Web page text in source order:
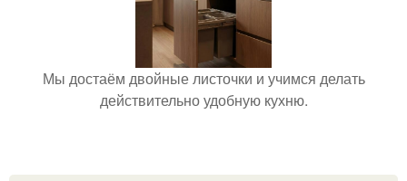
Мы достаём двойные листочки и учимся делать
действительно удобную кухню.